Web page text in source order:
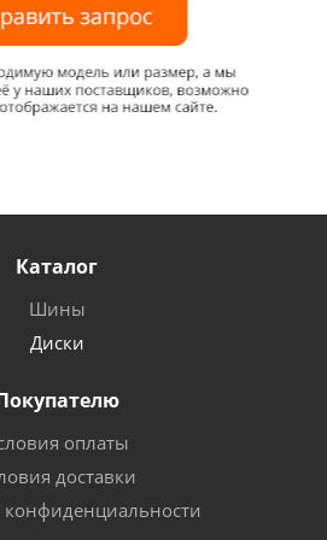
Каталог
Шины
Диски
оплаты
доставки
конфиденциальности